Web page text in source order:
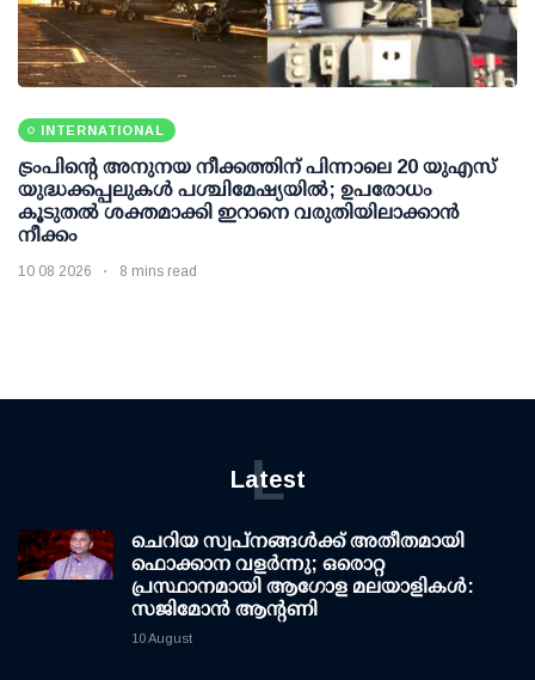
INTERNATIONAL
ട്രംപിന്റെ അനുനയ നീക്കത്തിന് പിന്നാലെ 20 യുഎസ്
യുദ്ധക്കപ്പലുകള്‍ പശ്ചിമേഷ്യയില്‍; ഉപരോധം
കൂടുതല്‍ ശക്തമാക്കി ഇറാനെ വരുതിയിലാക്കാന്‍
നീക്കം
10 08 2026 8 mins read
Latest
L
ചെറിയ സ്വപ്നങ്ങൾക്ക് അതീതമായി
ഫൊക്കാന വളർന്നു; ഒരൊറ്റ
പ്രസ്ഥാനമായി ആഗോള മലയാളികൾ:
സജിമോൻ ആന്റണി
10 August